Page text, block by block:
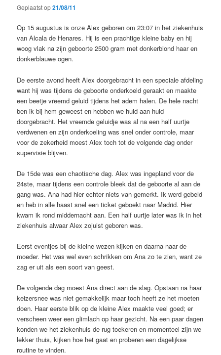
Geplaatst op21/08/11
Op 15 augustus is onze Alex geboren om 23:07 in het ziekenhuis
van Alcala de Henares. Hij is een prachtige kleine baby en hij
woog vlak na zijn geboorte 2500 gram met donkerblond haar en
donkerblauwe ogen.
De eerste avond heeft Alex doorgebracht in een speciale afdeling
want hij was tijdens de geboorte onderkoeld geraakt en maakte
een beetje vreemd geluid tijdens het adem halen. De hele nacht
ben ik bij hem geweest en hebben we huid-aan-huid
doorgebracht. Het vreemde geluidje was al na een half uurtje
verdwenen en zijn onderkoeling was snel onder controle, maar
voor de zekerheid moest Alex toch tot de volgende dag onder
supervisie blijven.
De 15de was een chaotische dag. Alex was ingepland voor de
24ste, maar tijdens een controle bleek dat de geboorte al aan de
gang was. Ana had hier echter niets van gemerkt. Ik werd gebeld
en heb in alle haast snel een ticket geboekt naar Madrid. Hier
kwam ik rond middernacht aan. Een half uurtje later was ik in het
ziekenhuis alwaar Alex zojuist geboren was.
Eerst eventjes bij de kleine wezen kijken en daarna naar de
moeder. Het was wel even schrikken om Ana zo te zien, want ze
zag er uit als een soort van geest.
De volgende dag moest Ana direct aan de slag. Opstaan na haar
keizersnee was niet gemakkelijk maar toch heeft ze het moeten
doen. Haar eerste blik op de kleine Alex maakte veel goed; er
verscheen weer een glimlach op haar gezicht. Na een paar dagen
konden we het ziekenhuis de rug toekeren en momenteel zijn we
lekker thuis, kijken hoe het gaat en proberen een dagelijkse
routine te vinden.